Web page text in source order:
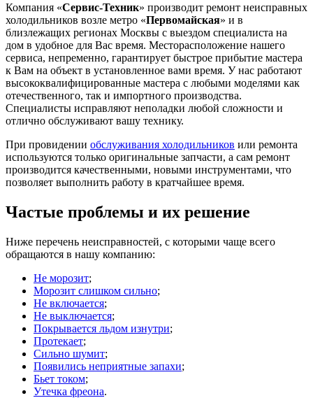
Компания «Сервис-Техник» производит ремонт неисправных
холодильников возле метро «Первомайская» и в
близлежащих регионах Москвы с выездом специалиста на
дом в удобное для Вас время. Месторасположение нашего
сервиса, непременно, гарантирует быстрое прибытие мастера
к Вам на объект в установленное вами время. У нас работают
высококвалифицированные мастера с любыми моделями как
отечественного, так и импортного производства.
Специалисты исправляют неполадки любой сложности и
отлично обслуживают вашу технику.
При провидении обслуживания холодильников или ремонта
используются только оригинальные запчасти, а сам ремонт
производится качественными, новыми инструментами, что
позволяет выполнить работу в кратчайшее время.
Частые проблемы и их решение
Ниже перечень неисправностей, с которыми чаще всего
обращаются в нашу компанию:
Не морозит;
Морозит слишком сильно;
Не включается;
Не выключается;
Покрывается льдом изнутри;
Протекает;
Сильно шумит;
Появились неприятные запахи;
Бьет током;
Утечка фреона.